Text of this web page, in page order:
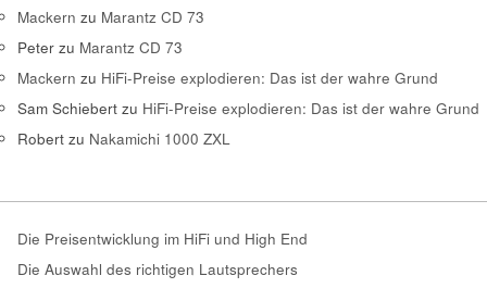
Mackern zu Marantz CD 73
Peter zu Marantz CD 73
Mackern zu HiFi-Preise explodieren: Das ist der wahre Grund
Sam Schiebert zu HiFi-Preise explodieren: Das ist der wahre Grund
Robert zu Nakamichi 1000 ZXL
Die Preisentwicklung im HiFi und High End
Die Auswahl des richtigen Lautsprechers